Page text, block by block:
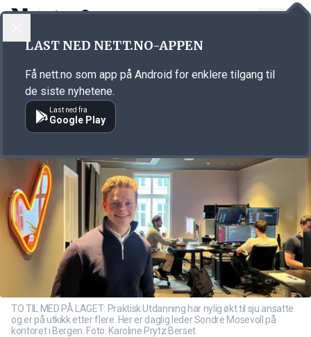
Annonsørinnhold
TO TIL MED PÅ LAGET: Praktisk Utdanning har nylig økt til sju ansatte
og er på utkikk etter flere. Her er daglig leder Sondre Mosevoll på
kontoret i Bergen. Foto: Karoline Prytz Berset
LAST NED NETT.NO-APPEN
Få nett.no som app på Android for enklere tilgang til
de siste nyhetene.
Last ned fra
Google Play